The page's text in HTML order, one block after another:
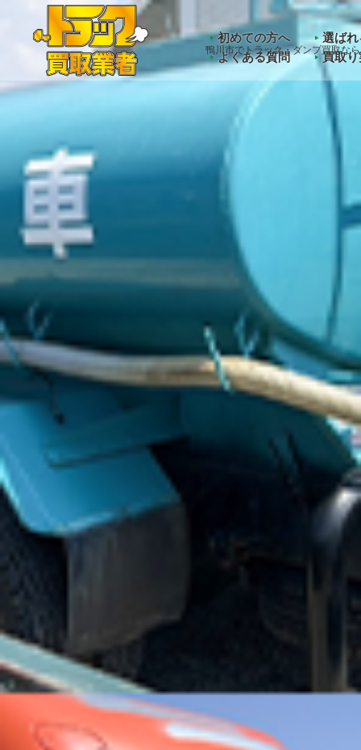
Warning : Undefined array key
鴨川市でトラック・ダンプ買取な
初めての方へ
選ば
よくある質問
買取